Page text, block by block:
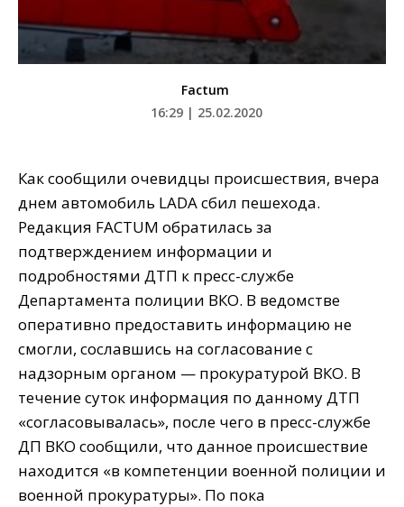
Factum
16:29 | 25.02.2020
Как сообщили очевидцы происшествия, вчера
днем автомобиль LADA сбил пешехода.
Редакция FACTUM обратилась за
подтверждением информации и
подробностями ДТП к пресс-службе
Департамента полиции ВКО. В ведомстве
оперативно предоставить информацию не
смогли, сославшись на согласование с
надзорным органом — прокуратурой ВКО. В
течение суток информация по данному ДТП
«согласовывалась», после чего в пресс-службе
ДП ВКО сообщили, что данное происшествие
находится «в компетенции военной полиции и
военной прокуратуры». По пока